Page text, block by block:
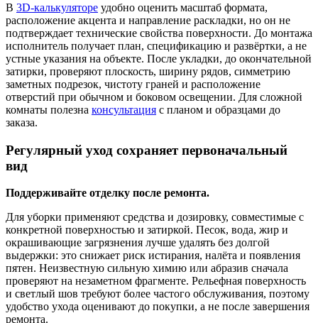
В 3D-калькуляторе удобно оценить масштаб формата,
расположение акцента и направление раскладки, но он не
подтверждает технические свойства поверхности. До монтажа
исполнитель получает план, спецификацию и развёртки, а не
устные указания на объекте. После укладки, до окончательной
затирки, проверяют плоскость, ширину рядов, симметрию
заметных подрезок, чистоту граней и расположение
отверстий при обычном и боковом освещении. Для сложной
комнаты полезна консультация с планом и образцами до
заказа.
Регулярный уход сохраняет первоначальный
вид
Поддерживайте отделку после ремонта.
Для уборки применяют средства и дозировку, совместимые с
конкретной поверхностью и затиркой. Песок, вода, жир и
окрашивающие загрязнения лучше удалять без долгой
выдержки: это снижает риск истирания, налёта и появления
пятен. Неизвестную сильную химию или абразив сначала
проверяют на незаметном фрагменте. Рельефная поверхность
и светлый шов требуют более частого обслуживания, поэтому
удобство ухода оценивают до покупки, а не после завершения
ремонта.